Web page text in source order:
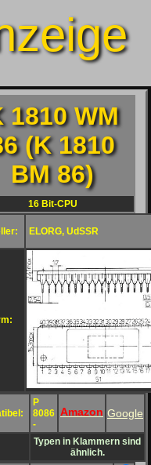
1810 WM
(K 1810
BM 86)
16 Bit-CPU
ELORG, UdSSR
P
8086
-
Amazon Google
Typen in Klammern sind
ähnlich.